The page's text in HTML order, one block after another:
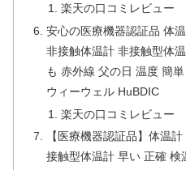
楽天の口コミレビュー
安心の医療機器認証品 体
非接触体温計 非接触型体
も 赤外線 父の日 温度 簡
ウィーウェル HuBDIC
楽天の口コミレビュー
【医療機器認証品】体温
接触型体温計 早い 正確